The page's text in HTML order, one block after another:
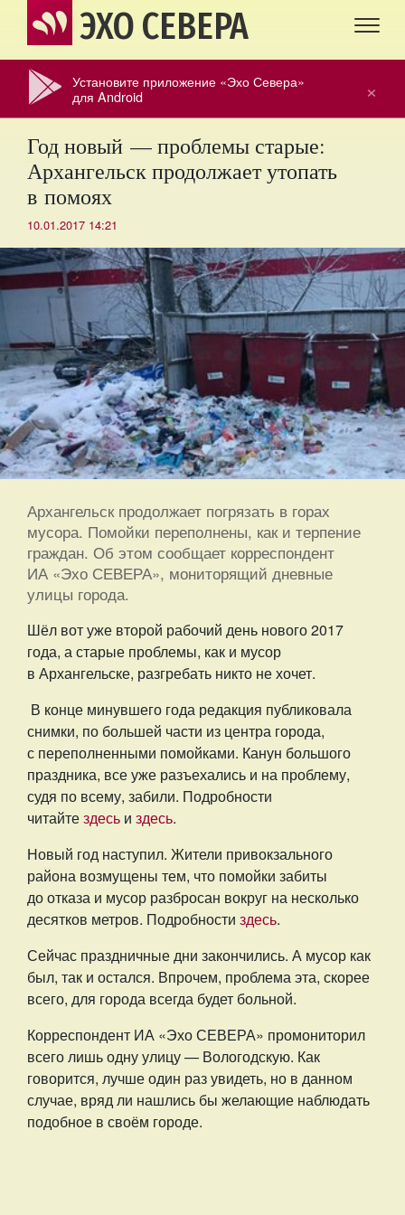
ЭХО СЕВЕРА
×
Установите приложение «Эхо Севера»
для Android
Год новый — проблемы старые:
Архангельск продолжает утопать
в помоях
10.01.2017 14:21
Архангельск продолжает погрязать в горах
мусора. Помойки переполнены, как и терпение
граждан. Об этом сообщает корреспондент
ИА «Эхо СЕВЕРА», мониторящий дневные
улицы города.
Шёл вот уже второй рабочий день нового 2017
года, а старые проблемы, как и мусор
в Архангельске, разгребать никто не хочет.
В конце минувшего года редакция публиковала
снимки, по большей части из центра города,
с переполненными помойками. Канун большого
праздника, все уже разъехались и на проблему,
судя по всему, забили. Подробности
читайтездесь и здесь.
Новый год наступил. Жители привокзального
района возмущены тем, что помойки забиты
до отказа и мусор разбросан вокруг на несколько
десятков метров. Подробности здесь.
Сейчас праздничные дни закончились. А мусор как
был, так и остался. Впрочем, проблема эта, скорее
всего, для города всегда будет больной.
Корреспондент ИА «Эхо СЕВЕРА» промониторил
всего лишь одну улицу — Вологодскую. Как
говорится, лучше один раз увидеть, но в данном
случае, вряд ли нашлись бы желающие наблюдать
подобное в своём городе.